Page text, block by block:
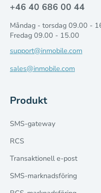
+46 40 686 00 44
Måndag - torsdag 09.00 -
Fredag 09.00 - 15.00
support@inmobile.com
sales@inmobile.com
Produkt
SMS-gateway
RCS
Transaktionell e-post
SMS-marknadsföring